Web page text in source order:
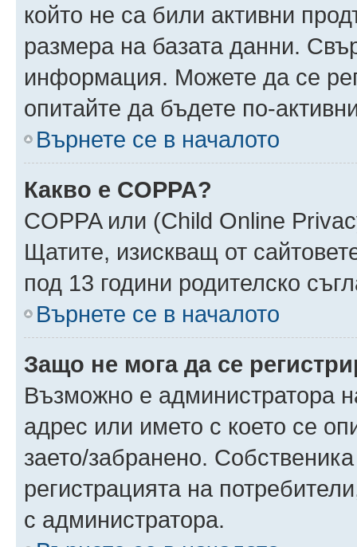
който не са били активни
размера на базата данни.
информация. Можете да се
опитайте да бъдете по-
Върнете се в началото
Какво е COPPA?
COPPA или (Child Online
Щатите, изискващ от
под 13 години родителско
Върнете се в началото
Защо не мога да се
Възможно е администратора
адрес или името с което се
заето/забранено.
регистрацията на
с администратора.